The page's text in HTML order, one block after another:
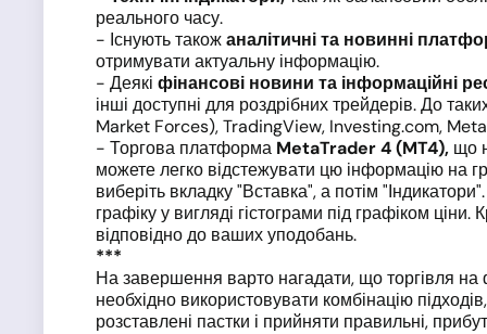
реального часу.
- Існують такожаналітичні та новинні
отримувати актуальну інформацію.
- Деякі фінансові новини та інформаційні
інші доступні для роздрібних трейдерів. До
Market Forces), TradingView, Investing.com,
- Торгова платформа MetaTrader4 (MT4), що
можете легко відстежувати цю інформацію на
виберіть вкладку "Вставка", а потім
графіку у вигляді гістограми під графіком
відповідно до ваших уподобань.
***
На завершення варто нагадати, що торгівля на
необхідно використовувати комбінацію
розставлені пастки і прийняти правильні,